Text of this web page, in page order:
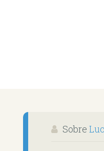
Sobre